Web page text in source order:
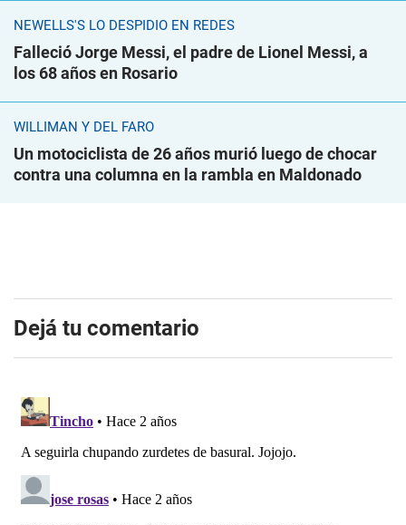
NEWELLS'S LO DESPIDIÓ EN REDES
Falleció Jorge Messi, el padre de Lionel Messi, a
los 68 años en Rosario
WILLIMAN Y DEL FARO
Un motociclista de 26 años murió luego de chocar
contra una columna en la rambla en Maldonado
Dejá tu comentario